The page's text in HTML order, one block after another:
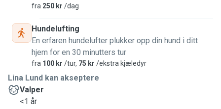
fra 250 kr /dag
Hundelufting
En erfaren hundelufter plukker opp din hund i ditt
hjem for en 30 minutters tur
fra 100 kr /tur, 75 kr /ekstra kjæledyr
Lina Lund kan akseptere
Valper
<1 år